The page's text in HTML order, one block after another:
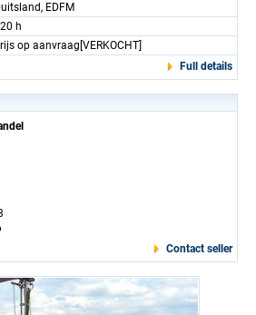
EDFM
h
op aanvraag[VERKOCHT]
Full details
Contact seller